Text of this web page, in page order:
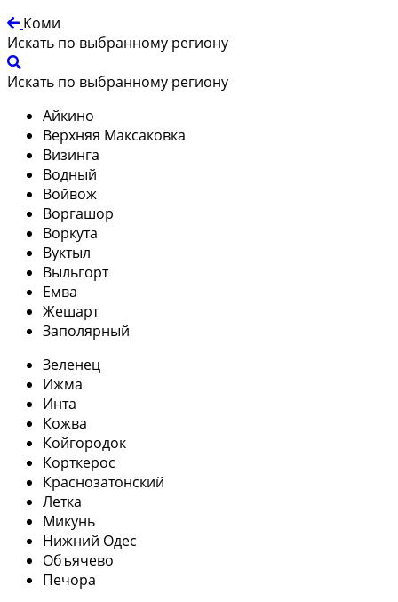
Коми
Искать по выбранному региону
Искать по выбранному региону
Айкино
Верхняя Максаковка
Визинга
Водный
Войвож
Воргашор
Воркута
Вуктыл
Выльгорт
Емва
Жешарт
Заполярный
Зеленец
Ижма
Инта
Кожва
Койгородок
Корткерос
Краснозатонский
Летка
Микунь
Нижний Одес
Объячево
Печора